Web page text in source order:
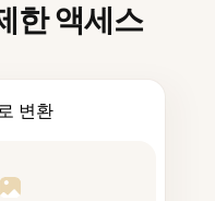
한 액세스
변환